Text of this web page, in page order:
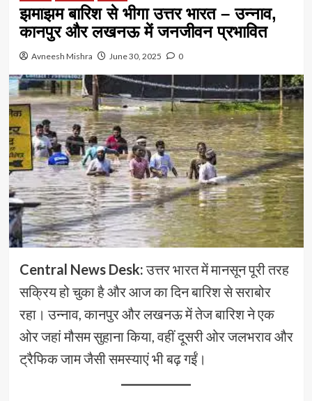
झमाझम बारिश से भीगा उत्तर भारत – उन्नाव,
कानपुर और लखनऊ में जनजीवन प्रभावित
Avneesh Mishra June 30, 2025 0
Central News Desk:उत्तर भारत में मानसून पूरी तरह
सक्रिय हो चुका है और आज का दिन बारिश से सराबोर
रहा। उन्नाव, कानपुर और लखनऊ में तेज बारिश ने एक
ओर जहां मौसम सुहाना किया, वहीं दूसरी ओर जलभराव और
ट्रैफिक जाम जैसी समस्याएं भी बढ़ गईं।